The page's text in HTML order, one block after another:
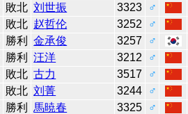
敗北 刘世振 3323
♂
敗北 赵哲伦 3252
♂
勝利 金承俊 3257
♂
勝利 汪洋 3212
♂
敗北 古力 3517
♂
敗北 刘菁 3244
♂
勝利 馬暁春 3325
♂